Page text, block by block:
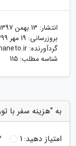
انتشار: 13 بهمن 1397
بروزرسانی: 19 مهر 1399
گردآورنده:
شناسه مطلب: 115
به "هزینه سفر با
امتیاز دهید:1